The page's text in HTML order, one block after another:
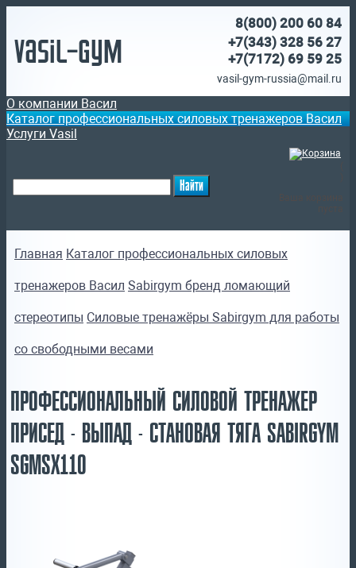
Vasil-Gym
8(800) 200 60 84
+7(343) 328 56 27
+7(7172) 69 59 25
vasil-gym-russia@mail.ru
О компании Васил
Каталог профессиональных силовых тренажеров Васил
Услуги Vasil
Главная Каталог профессиональных силовых
тренажеров Васил Sabirgym бренд ломающий
стереотипы Силовые тренажёры Sabirgym для работы
со свободными весами
ПРОФЕССИОНАЛЬНЫЙ СИЛОВОЙ ТРЕНАЖЕР
ПРИСЕД - ВЫПАД - СТАНОВАЯ ТЯГА SABIRGYM
SGMSX110